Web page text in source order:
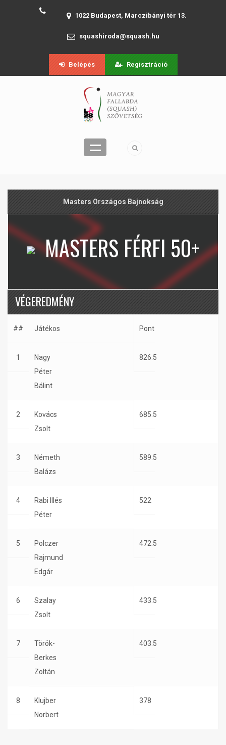
1022 Budapest, Marczibányi tér 13.
squashiroda@squash.hu
Belépés Regisztráció
Masters Országos Bajnokság
MASTERS FÉRFI 50+
VÉGEREDMÉNY
## Játékos Pont
1
Nagy
Péter
Bálint
826.5
2
Kovács
Zsolt
685.5
3
Németh
Balázs
589.5
4
Rabi Illés
Péter
522
5
Polczer
Rajmund
Edgár
472.5
6
Szalay
Zsolt
433.5
7
Török-
Berkes
Zoltán
403.5
8
Klujber
Norbert
378